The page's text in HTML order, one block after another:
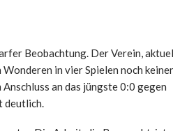
Beobachtung. Der Verein,
in vier Spielen noch
an das jüngste 0:0 gegen
deutlich.